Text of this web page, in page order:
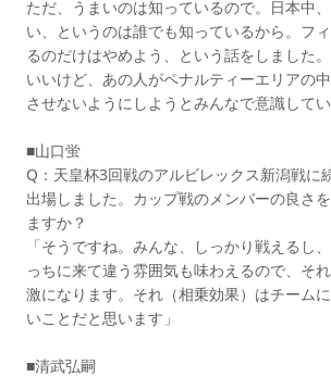
ただ、うまいのは知っているので。日本中
い、というのは誰でも知っているから。フ
るのだけはやめよう、という話をしました
いいけど、あの人がペナルティーエリアの
させないようにしようとみんなで意識してい
■山口蛍
Q：天皇杯3回戦のアルビレックス新潟戦に
出場しました。カップ戦のメンバーの良さ
ますか？
「そうですね。みんな、しっかり戦えるし
っちに来て違う雰囲気も味わえるので、そ
激になります。それ（相乗効果）はチーム
いことだと思います」
■清武弘嗣